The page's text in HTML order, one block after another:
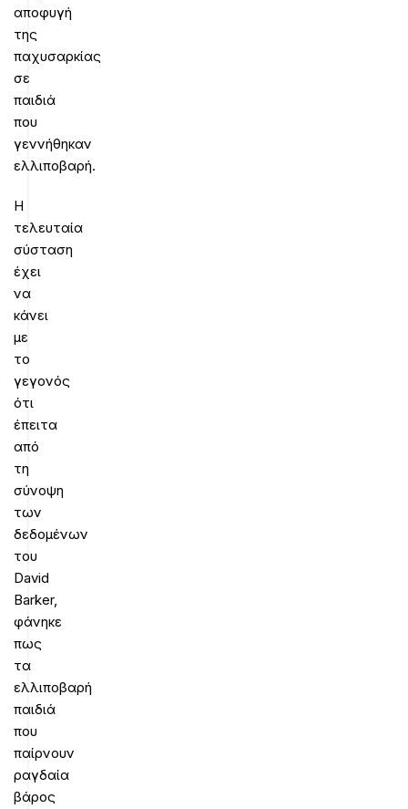
αποφυγή
της
παχυσαρκίας
σε
παιδιά
που
γεννήθηκαν
ελλιποβαρή.
Η
τελευταία
σύσταση
έχει
να
κάνει
με
το
γεγονός
ότι
έπειτα
από
τη
σύνοψη
των
δεδομένων
του
David
Barker,
φάνηκε
πως
τα
ελλιποβαρή
παιδιά
που
παίρνουν
ραγδαία
βάρος